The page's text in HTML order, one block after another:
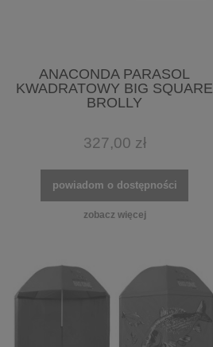
ANACONDA PARASOL
KWADRATOWY BIG SQUARE
BROLLY
327,00 zł
powiadom o dostępności
zobacz więcej